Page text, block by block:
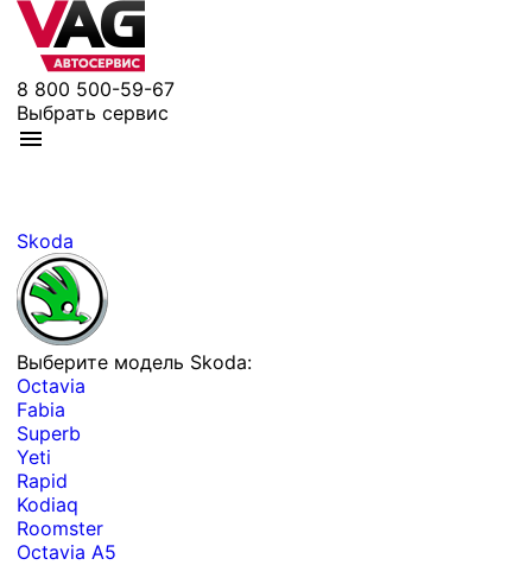
8 800 500-59-67
Выбрать сервис
Skoda
Выберите модель Skoda:
Octavia
Fabia
Superb
Yeti
Rapid
Kodiaq
Roomster
Octavia A5